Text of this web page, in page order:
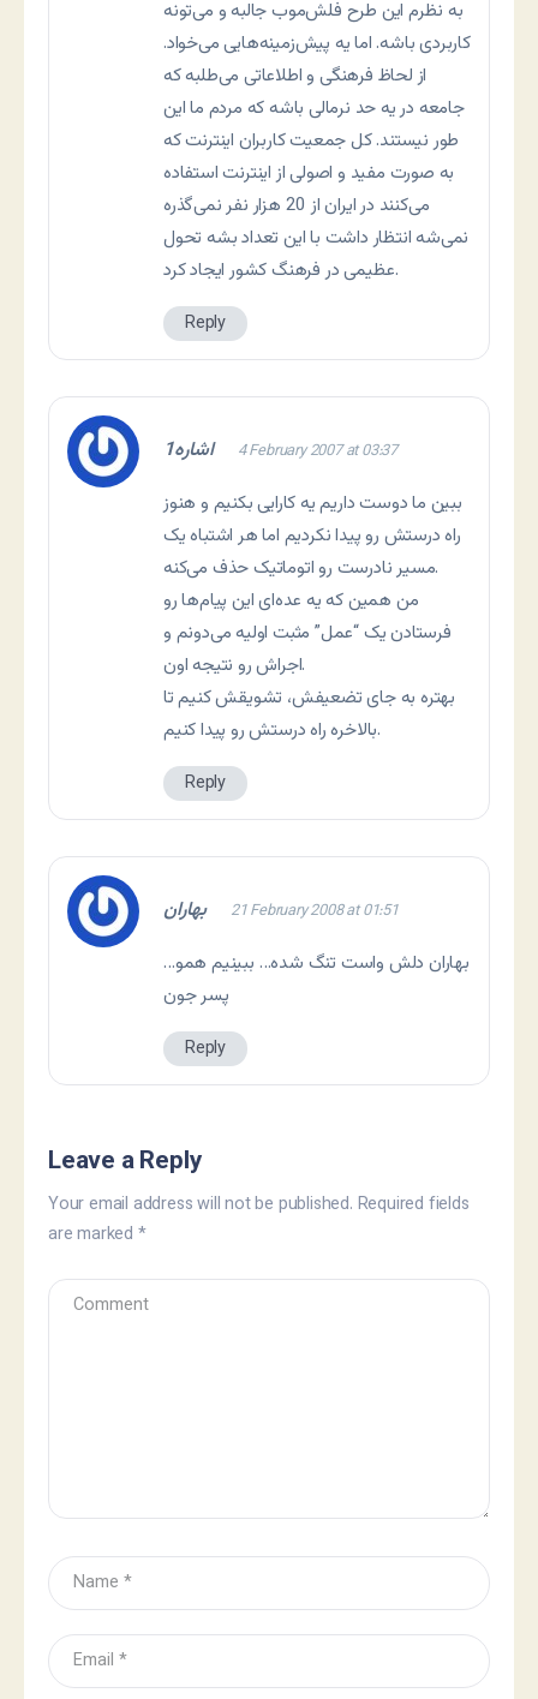
به نظرم این طرح فلش‌موب جالبه و می‌تونه
کاربردی باشه. اما یه پیش‌زمینه‌هایی می‌خواد.
از لحاظ فرهنگی و اطلاعاتی می‌طلبه که
جامعه در یه حد نرمالی باشه که مردم ما این
طور نیستند. کل جمعیت کاربران اینترنت که
به صورت مفید و اصولی از اینترنت استفاده
می‌کنند در ایران از 20 هزار نفر نمی‌گذره
نمی‌شه انتظار داشت با این تعداد بشه تحول
عظیمی در فرهنگ کشور ایجاد کرد.
Reply
1اشاره 4 February 2007 at 03:37
ببین ما دوست داریم یه کارایی بکنیم و هنوز
راه درستش رو پیدا نکردیم اما هر اشتباه یک
مسیر نادرست رو اتوماتیک حذف می‌کنه.
من همین که یه عده‌ای این پیام‌ها رو
فرستادن یک “عمل” مثبت اولیه می‌دونم و
اجراش رو نتیجه اون.
بهتره به جای تضعیفش، تشویقش کنیم تا
بالاخره راه درستش رو پیدا کنیم.
Reply
بهاران 21 February 2008 at 01:51
بهاران دلش واست تنگ شده… ببينيم همو…
پسر جون
Reply
Leave a Reply
Your email address will not be published. Required fields
are marked *